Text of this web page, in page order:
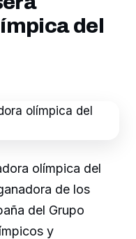
del
olímpica del
de los
del Grupo
y